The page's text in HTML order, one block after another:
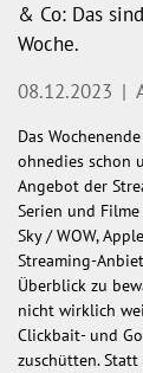
& Co: Das
Woche.
08.12.2023 |
Das
ohnedies schon
Angebot der
Serien und Filme
Sky / WOW,
Streaming-
Überblick zu
nicht wirklich
Clickbait- und
zuschütten.